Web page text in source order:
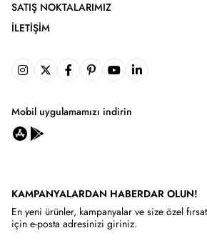
SATIŞ NOKTALARIMIZ
İLETIŞIM
Mobil uygulamamızı indirin
KAMPANYALARDAN HABERDAR OLUN!
En yeni ürünler, kampanyalar ve size özel
için e-posta adresinizi giriniz.